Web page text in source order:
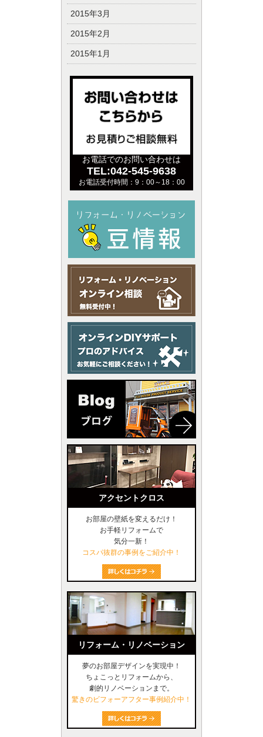
2015年3月
2015年2月
2015年1月
お電話でのお問い合わせは
TEL:042-545-9638
お電話受付時間：9：00～18：00
アクセントクロス
お部屋の壁紙を変えるだけ！
お手軽リフォームで
気分一新！
コスパ抜群の事例をご紹介中！
リフォーム・リノベーション
夢のお部屋デザインを実現中！
ちょこっとリフォームから、
劇的リノベーションまで。
驚きのビフォーアフター事例紹介中！